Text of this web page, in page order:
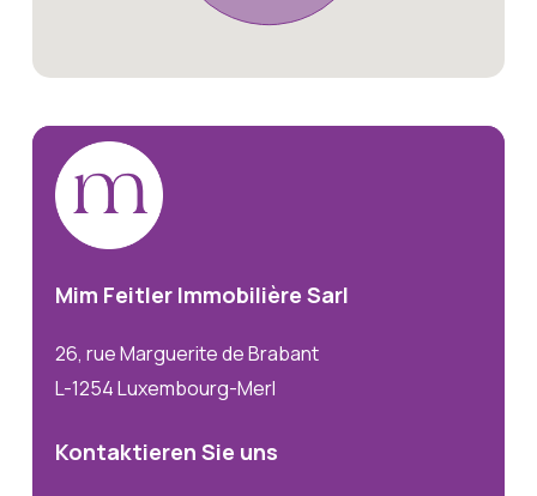
Mim Feitler Immobilière Sarl
26, rue Marguerite de Brabant
L-1254 Luxembourg-Merl
Kontaktieren Sie uns